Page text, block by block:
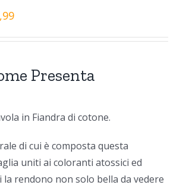
Presenta
in Fiandra di cotone.
di cui è composta questa
uniti ai coloranti atossici ed
la rendono non solo bella da vedere